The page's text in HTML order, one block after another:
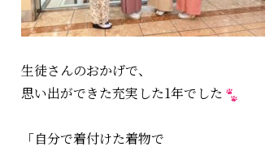
生徒さんのおかげで、
思い出ができた充実した1年でした
「自分で着付けた着物で